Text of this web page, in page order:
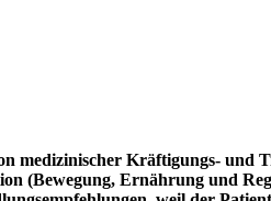
medizinischer Kräftigungs- und
(Bewegung, Ernährung und